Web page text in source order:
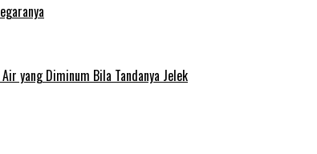
yang Diminum Bila Tandanya Jelek